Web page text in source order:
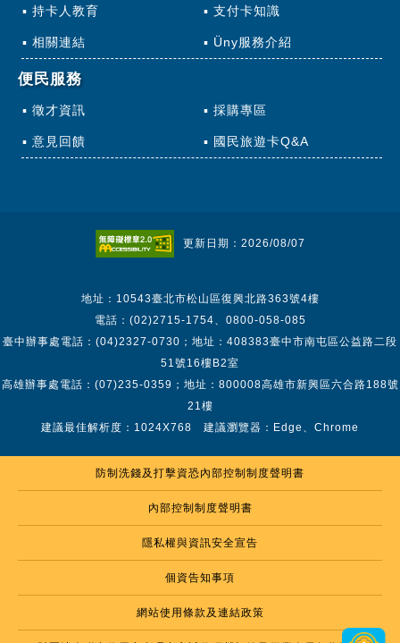
持卡人教育 支付卡知識
相關連結 Üny服務介紹
便民服務
徵才資訊 採購專區
意見回饋 國民旅遊卡Q&A
更新日期：2026/08/07
地址：10543臺北市松山區復興北路363號4樓
電話：(02)2715-1754、0800-058-085
臺中辦事處電話：(04)2327-0730；地址：408383臺中市南屯區公益路二段
51號16樓B2室
高雄辦事處電話：(07)235-0359；地址：800008高雄市新興區六合路188號
21樓
建議最佳解析度：1024X768 建議瀏覽器：Edge、Chrome
防制洗錢及打擊資恐內部控制制度聲明書
內部控制制度聲明書
隱私權與資訊安全宣告
個資告知事項
網站使用條款及連結政策